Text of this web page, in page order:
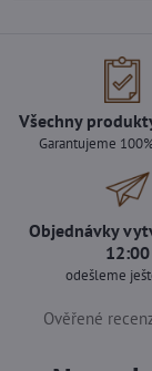
Všechny
Garantujeme
Objednávky
12:00
odešleme
Ověřené